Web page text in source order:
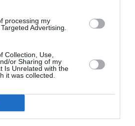
processing my
Advertising.
Collection, Use,
or Sharing of my
Is Unrelated with the
it was collected.
candidat PdL la Milano
bătălie dificilă
obligat să facă sex cu
pentru a-şi primi salariul